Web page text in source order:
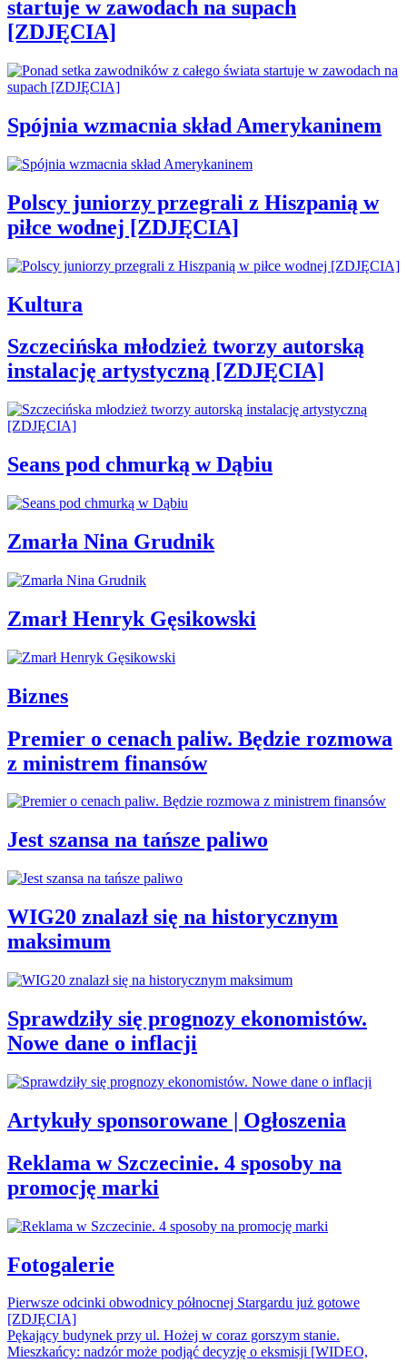
startuje w zawodach na supach
[ZDJĘCIA]
Spójnia wzmacnia skład Amerykaninem
Polscy juniorzy przegrali z Hiszpanią w
piłce wodnej [ZDJĘCIA]
Kultura
Szczecińska młodzież tworzy autorską
instalację artystyczną [ZDJĘCIA]
Seans pod chmurką w Dąbiu
Zmarła Nina Grudnik
Zmarł Henryk Gęsikowski
Biznes
Premier o cenach paliw. Będzie rozmowa
z ministrem finansów
Jest szansa na tańsze paliwo
WIG20 znalazł się na historycznym
maksimum
Sprawdziły się prognozy ekonomistów.
Nowe dane o inflacji
Artykuły sponsorowane | Ogłoszenia
Reklama w Szczecinie. 4 sposoby na
promocję marki
Fotogalerie
Pierwsze odcinki obwodnicy północnej Stargardu już gotowe
[ZDJĘCIA]
Pękający budynek przy ul. Hożej w coraz gorszym stanie.
Mieszkańcy: nadzór może podjąć decyzję o eksmisji [WIDEO,